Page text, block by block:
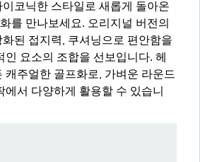
코닉한 스타일로 새롭게 돌아온
를 만나보세요. 오리지널 버전의
된 접지력, 쿠셔닝으로 편안함을
인 요소의 조합을 선보입니다. 헤
캐주얼한 골프화로, 가벼운 라운드
에서 다양하게 활용할 수 있습니